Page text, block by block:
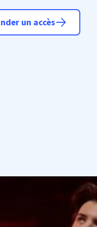
un accès